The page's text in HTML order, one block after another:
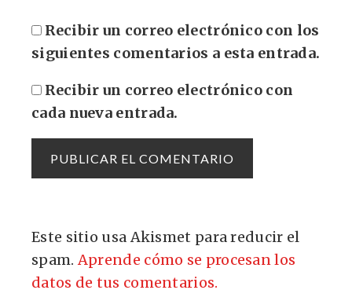
Recibir un correo electrónico con los
siguientes comentarios a esta entrada.
Recibir un correo electrónico con
cada nueva entrada.
Este sitio usa Akismet para reducir el
spam.Aprende cómo se procesan los
datos de tus comentarios.